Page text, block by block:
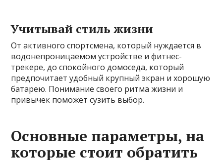
Учитывай стиль жизни
От активного спортсмена, который нуждается в
водонепроницаемом устройстве и фитнес-
трекере, до спокойного домоседа, который
предпочитает удобный крупный экран и хорошую
батарею. Понимание своего ритма жизни и
привычек поможет сузить выбор.
Основные параметры, на
которые стоит обратить